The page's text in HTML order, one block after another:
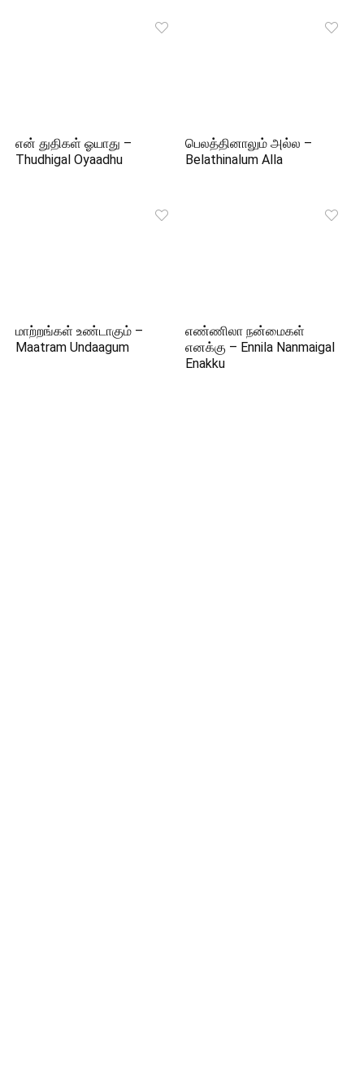
என் துதிகள் ஓயாது –
Thudhigal Oyaadhu
பெலத்தினாலும் அல்ல –
Belathinalum Alla
மாற்றங்கள் உண்டாகும் –
Maatram Undaagum
எண்ணிலா நன்மைகள்
எனக்கு – Ennila Nanmaigal
Enakku